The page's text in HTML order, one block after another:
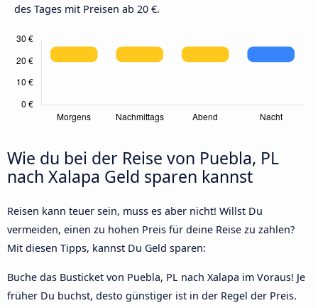
des Tages mit Preisen ab 20 €.
Wie du bei der Reise von Puebla, PL
nach Xalapa Geld sparen kannst
Reisen kann teuer sein, muss es aber nicht! Willst Du
vermeiden, einen zu hohen Preis für deine Reise zu zahlen?
Mit diesen Tipps, kannst Du Geld sparen:
Buche das Busticket von Puebla, PL nach Xalapa im Voraus! Je
früher Du buchst, desto günstiger ist in der Regel der Preis.